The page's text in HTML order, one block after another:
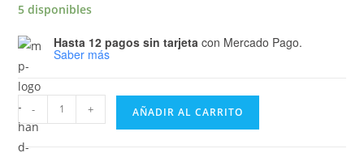
5 disponibles
Hasta 12 pagos sin tarjeta con Mercado Pago.
Saber más
Pop
Dragon
- + AÑADIR AL CARRITO